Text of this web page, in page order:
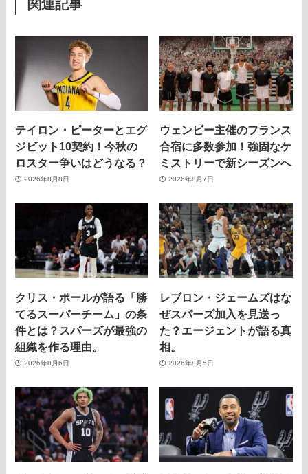
関連記事
テイロン・ピーターとエグ
ジビット10契約！今秋の
ロスター争いはどうなる？
2026年8月8日
ウェンビー主催のフランス
合宿に多数参加！強固なケ
ミストリーで新シーズンへ
2026年8月7日
クリス・ポールが語る「勝
てるスーパーチーム」の条
件とは？スパーズが最強の
組織を作る理由。
2026年8月6日
レブロン・ジェームズはな
ぜスパーズ加入を見送っ
た？エージェントが語る真
相。
2026年8月5日